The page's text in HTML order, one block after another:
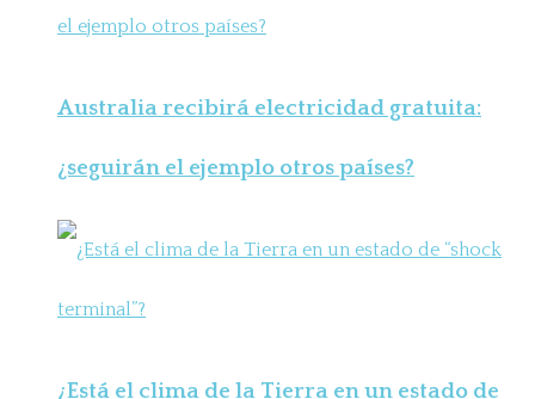
Australia recibirá electricidad gratuita:
¿seguirán el ejemplo otros países?
¿Está el clima de la Tierra en un estado de